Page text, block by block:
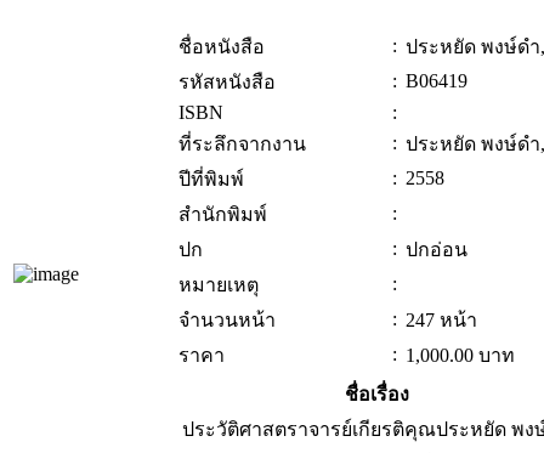
ชื่อหนังสือ : ประหยัด พงษ์ด
รหัสหนังสือ
: B06419
ISBN
:
ที่ระลึกจากงาน
: ประหยัด พงษ์ด
ปีที่พิมพ์
: 2558
สำนักพิมพ์
:
ปก
: ปกอ่อน
หมายเหตุ
:
จำนวนหน้า
: 247 หน้า
ราคา
: 1,000.00 บาท
ชื่อเรื่อง
ประวัติศาสตราจารย์เกียรติคุณประหยัด พง